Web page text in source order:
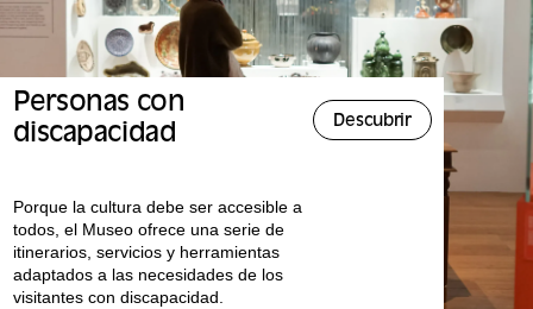
Personas con
discapacidad
Descubrir
Porque la cultura debe ser accesible a
todos, el Museo ofrece una serie de
itinerarios, servicios y herramientas
adaptados a las necesidades de los
visitantes con discapacidad.